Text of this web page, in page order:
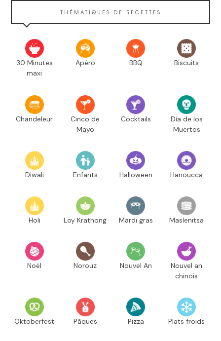
THÉMATIQUES DE RECETTES
30 Minutes
maxi
Apéro BBQ Biscuits
Chandeleur
Cinco de
Mayo
Cocktails
Día de los
Muertos
Diwali Enfants Halloween Hanoucca
Holi Loy Krathong Mardi gras Maslenitsa
Noël Norouz Nouvel An
Nouvel an
chinois
Oktoberfest Pâques Pizza Plats froids